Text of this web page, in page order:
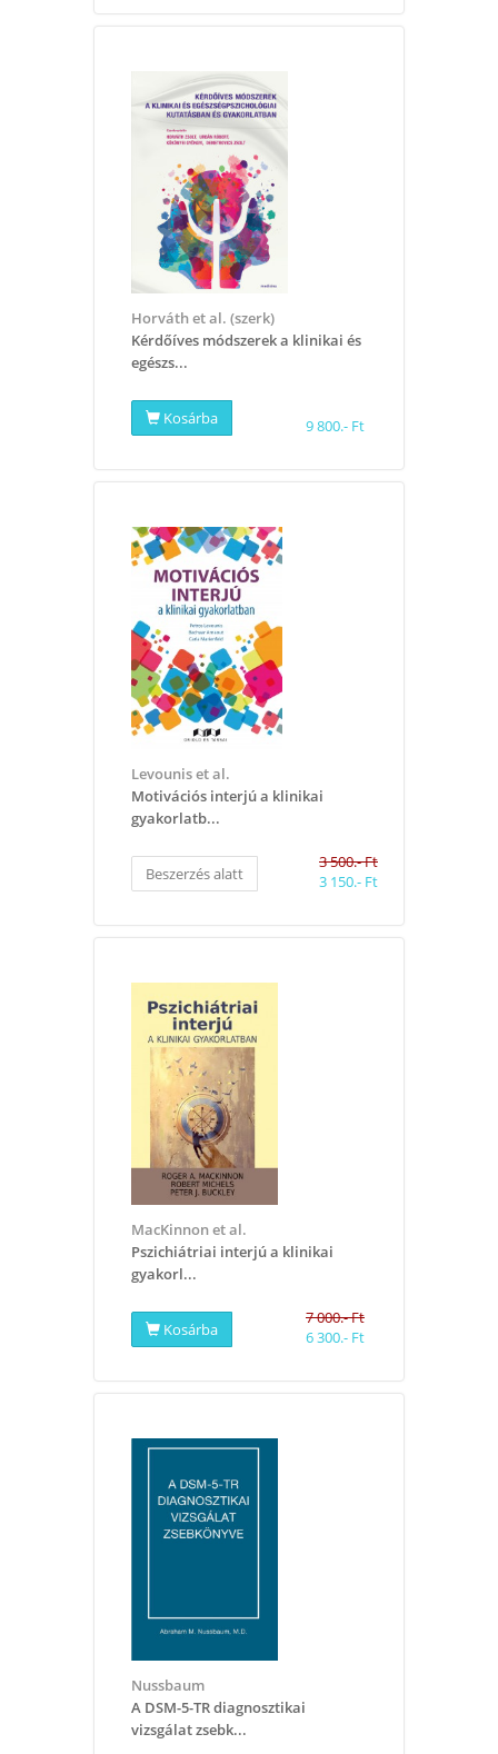
Horváth et al. (szerk)
Kérdőíves módszerek a klinikai és
egészs...
Kosárba 9 800.- Ft
Levounis et al.
Motivációs interjú a klinikai
gyakorlatb...
Beszerzés alatt
3 500.- Ft
3 150.- Ft
MacKinnon et al.
Pszichiátriai interjú a klinikai
gyakorl...
Kosárba
7 000.- Ft
6 300.- Ft
Nussbaum
A DSM-5-TR diagnosztikai
vizsgálat zsebk...